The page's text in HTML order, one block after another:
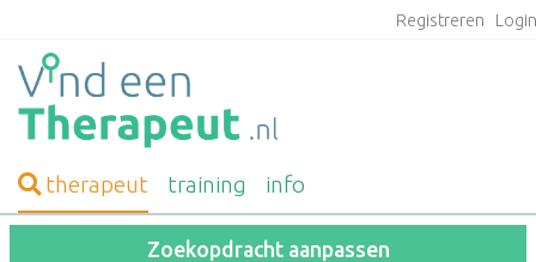
Registreren
therapeut training info
Zoekopdracht aanpassen